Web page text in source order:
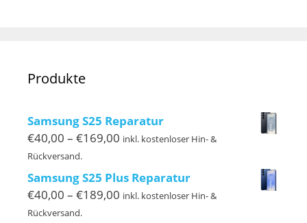
Produkte
Samsung S25 Reparatur
€40,00 – €169,00 Preisspanne:
bis
€169,00
inkl. kostenloser Hin- &
Rückversand.
Samsung S25 Plus Reparatur
€40,00 – €189,00 Preisspanne:
inkl. kostenloser Hin- &
Rückversand.